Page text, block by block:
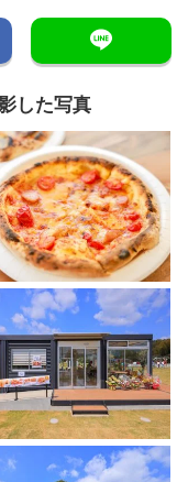
した写真